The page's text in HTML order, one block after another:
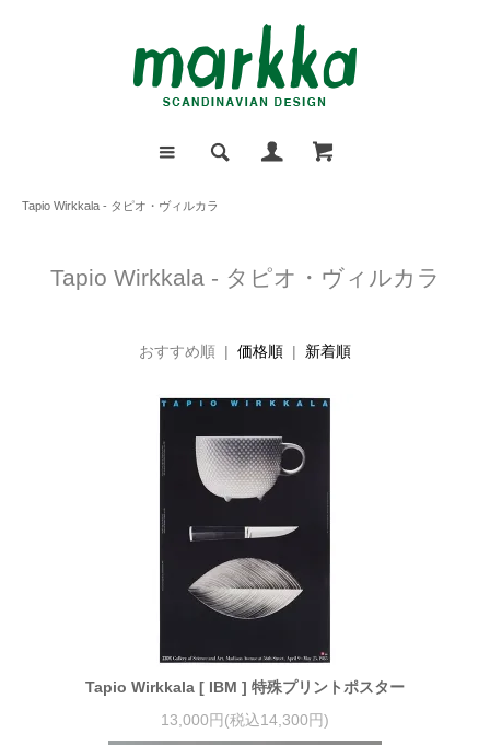
Tapio Wirkkala - タピオ・ヴィルカラ
Tapio Wirkkala - タピオ・ヴィルカラ
おすすめ順 | 価格順 | 新着順
Tapio Wirkkala [ IBM ] 特殊プリントポスター
13,000円(税込14,300円)